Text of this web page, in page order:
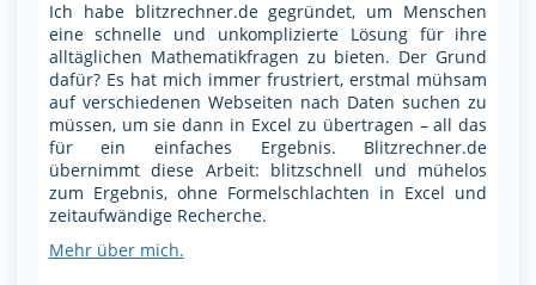
Ich habe blitzrechner.de gegründet, um Menschen
eine schnelle und unkomplizierte Lösung für ihre
alltäglichen Mathematikfragen zu bieten. Der Grund
dafür? Es hat mich immer frustriert, erstmal mühsam
auf verschiedenen Webseiten nach Daten suchen zu
müssen, um sie dann in Excel zu übertragen – all das
für ein einfaches Ergebnis. Blitzrechner.de
übernimmt diese Arbeit: blitzschnell und mühelos
zum Ergebnis, ohne Formelschlachten in Excel und
zeitaufwändige Recherche.
Mehr über mich.